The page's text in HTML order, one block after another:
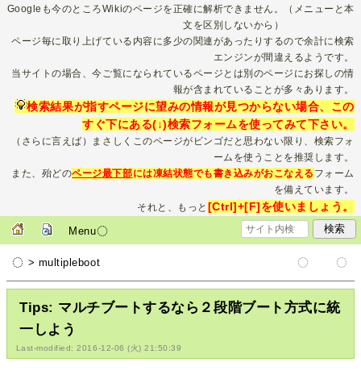
Googleも今のところWikiのページを正確に解析できません。（メニューと本
文を区別しないから）
ページ毎に取り上げている内容に多少の関連があったりするので余計に検索
エンジンが間違えるようです。
当サイトの場合、今ご覧になられているページとは別のページにお探しの情
報が含まれていることが多々あります。
検索結果が指すページに望みの情報が見つからない場合、この
すぐ下にある(↓)検索フォームを使ってみて下さい。
（さらに言えば）まさしくこのページがビンゴだと思わない限り、検索フォ
ームを使うことを推奨します。
また、殆どのページ最下部には凍結状態でも書き込みがおこなえる フォーム
を備えています。
それと、もっと [Ctrl]+[F]を使いましょう。
Menu
> multipleboot
Tips: マルチブートするなら２段階ブート方式に統
一しよう
Last-modified: 2016-12-06 (火) 21:50:39